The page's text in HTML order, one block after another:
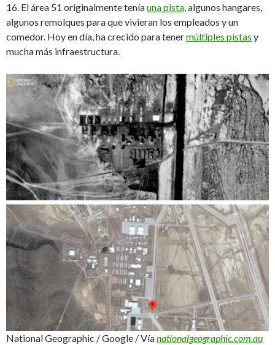
16. El área 51 originalmente teníauna pista , algunos hangares,
algunos remolques para que vivieran los empleados y un
comedor. Hoy en día, ha crecido para tenermúltiples pistas y
mucha más infraestructura.
National Geographic / Google / Víanationalgeographic.com.au